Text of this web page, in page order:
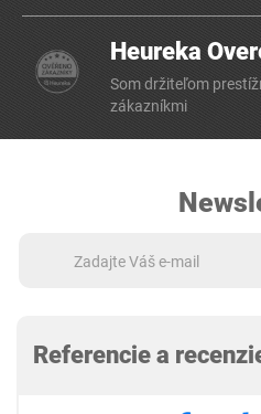
Heureka
Som držiteľom
zákazníkmi
Referencie a